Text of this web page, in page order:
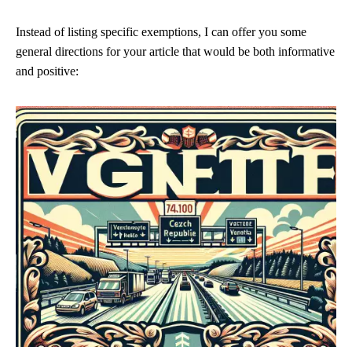
Instead of listing specific exemptions, I can offer you some
general directions for your article that would be both informative
and positive: